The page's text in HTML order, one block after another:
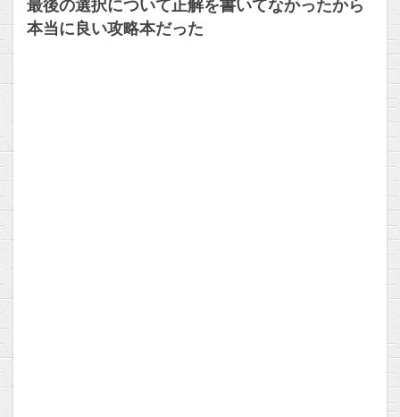
最後の選択について正解を書いてなかったから
本当に良い攻略本だった